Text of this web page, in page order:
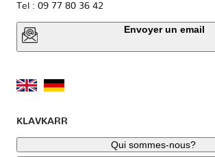
Tel : 09 77 80 36 42
Envoyer un email
KLAVKARR
Qui sommes-nous?